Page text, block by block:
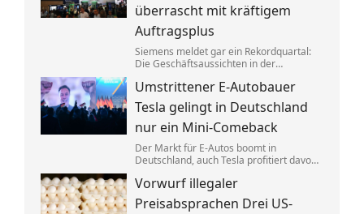
überrascht mit kräftigem
Auftragsplus
Siemens meldet gar ein Rekordquartal:
Die Geschäftsaussichten in der
spürbar verbessert. Dahinter stecken
jedoch vor allem Großaufträge, teils auch
aus Übersee.
Umstrittener E-Autobauer
Tesla gelingt in Deutschland
nur ein Mini-Comeback
Der Markt für E-Autos boomt in
Deutschland, auch Tesla profitiert davon.
geführte Konzern jedoch nicht zurück.
Eine exklusive Studie erklärt, warum.
Vorwurf illegaler
Preisabsprachen Drei US-